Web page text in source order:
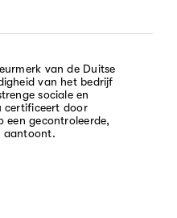
van de Duitse
van het bedrijf
sociale en
certificeert door
een gecontroleerde,
aantoont.